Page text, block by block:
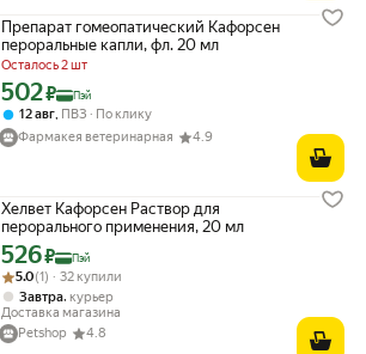
Препарат гомеопатический Кафорсен
пероральные капли, фл. 20 мл
Осталось 2 шт
Цена с картой Яндекс Пэй 502 ₽ вместо
502₽ Пэй
12 авг ПВЗ
По клику
Фармакея ветеринарная
4.9
Хелвет Кафорсен Раствор для
перорального применения, 20 мл
Цена с картой Яндекс Пэй 526 ₽ вместо
526₽ Пэй
Рейтинг товара: 5.0 из 5
Оценок: (1) · 32 купили
5.0(1) · 32 купили
Завтра, курьер
Доставка магазина
Petshop
4.8